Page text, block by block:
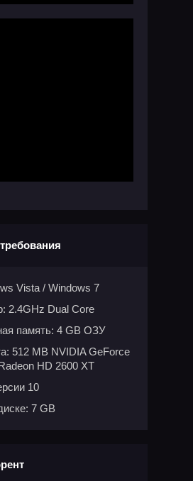
Vista / Windows 7
2.4GHz Dual Core
память: 4 GB ОЗУ
512 MB NVIDIA GeForce
HD 2600 XT
10
7 GB